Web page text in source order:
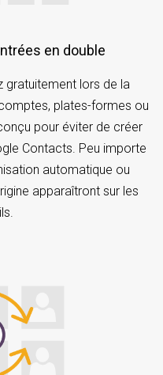
en double
gratuitement lors de la
plates-formes ou
pour éviter de créer
Contacts. Peu importe
automatique ou
apparaîtront sur les